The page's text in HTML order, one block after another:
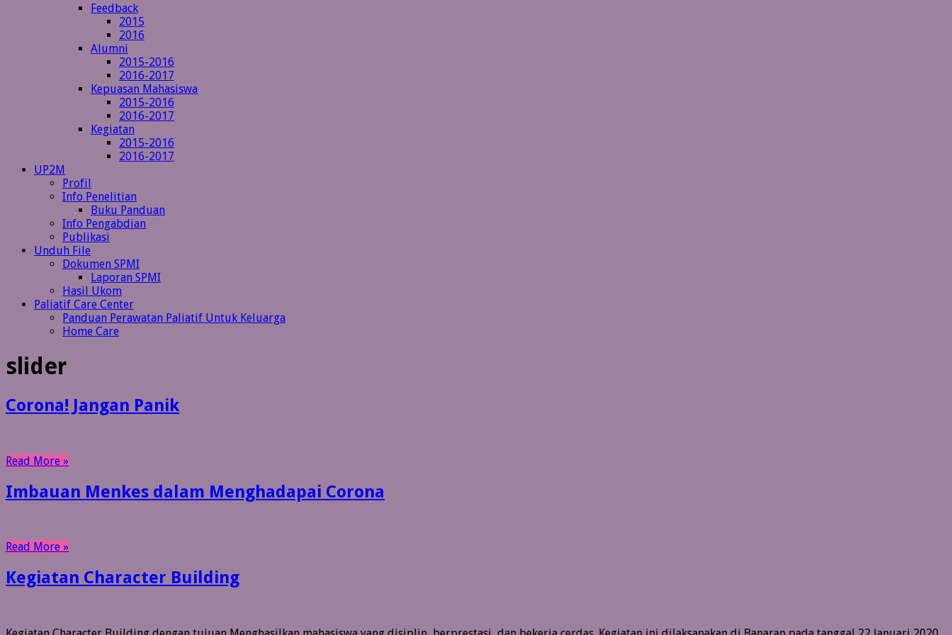
Feedback
2015
2016
Alumni
2015-2016
2016-2017
Kepuasan Mahasiswa
2015-2016
2016-2017
Kegiatan
2015-2016
2016-2017
UP2M
Profil
Info Penelitian
Buku Panduan
Info Pengabdian
Publikasi
Unduh File
Dokumen SPMI
Laporan SPMI
Hasil Ukom
Paliatif Care Center
Panduan Perawatan Paliatif Untuk Keluarga
Home Care
slider
Corona! Jangan Panik
Read More »
Imbauan Menkes dalam Menghadapai Corona
Read More »
Kegiatan Character Building